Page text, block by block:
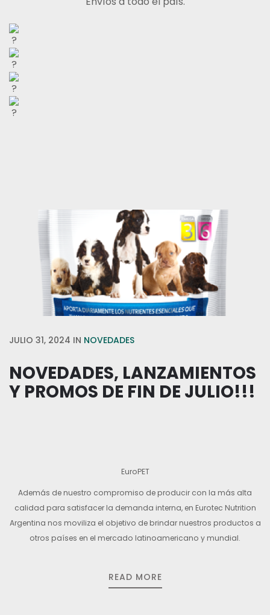
JULIO 31, 2024 IN NOVEDADES
NOVEDADES, LANZAMIENTOS
Y PROMOS DE FIN DE JULIO!!!
EuroPET
Además de nuestro compromiso de producir con la más alta
calidad para satisfacer la demanda interna, en Eurotec Nutrition
Argentina nos moviliza el objetivo de brindar nuestros productos a
otros países en el mercado latinoamericano y mundial.
READ MORE